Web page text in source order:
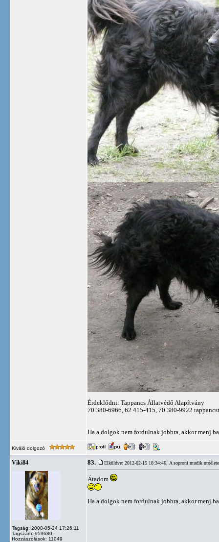
Érdeklődni: Tappancs Állatvédő Alapítvány
70 380-6966, 62 415-415, 70 380-9922
Ha a dolgok nem fordulnak jobbra, akkor menj
Kiváló dolgozó
Viki84
Tagság: 2008-05-24 17:26:11
Tagszám: #59680
Hozzászólások: 11049
83. Elküldve: 2012-02-15 18:34:46, A soproni mudik utóélete
Átadom
Ha a dolgok nem fordulnak jobbra, akkor menj